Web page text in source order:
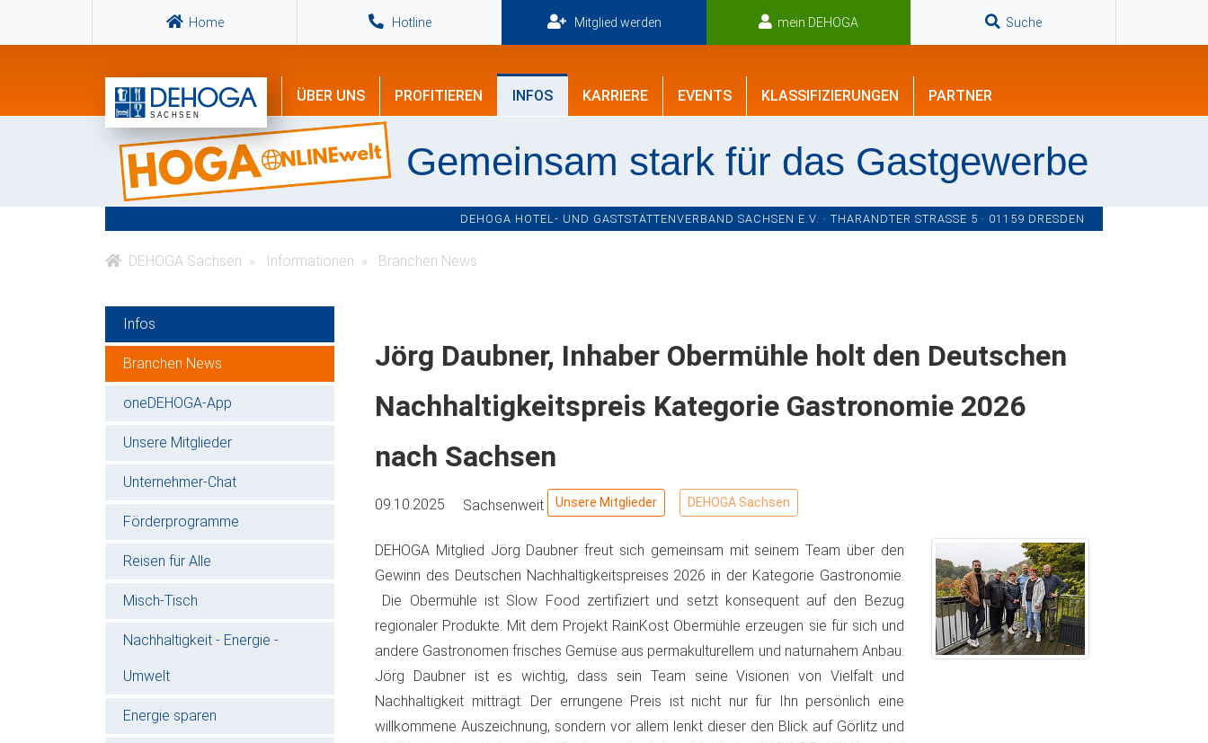
Home Hotline Mitglied werden mein DEHOGA Suche
ÜBER UNS PROFITIEREN INFOS KARRIERE EVENTS KLASSIFIZIERUNGEN PARTNER
Gemeinsam stark für das Gastgewerbe
DEHOGA HOTEL- UND GASTSTÄTTENVERBAND SACHSEN E.V. · THARANDTER STRASSE 5 · 01159 DRESDEN
DEHOGA Sachsen Informationen Branchen News
Infos
Branchen News
oneDEHOGA-App
Unsere Mitglieder
Unternehmer-Chat
Förderprogramme
Reisen für Alle
Misch-Tisch
Nachhaltigkeit - Energie -
Umwelt
Energie sparen
Jörg Daubner, Inhaber Obermühle holt den Deutschen
Nachhaltigkeitspreis Kategorie Gastronomie 2026
nach Sachsen
09.10.2025 Sachsenweit Unsere Mitglieder DEHOGA Sachsen
DEHOGA Mitglied Jörg Daubner freut sich gemeinsam mit seinem Team über den
Gewinn des Deutschen Nachhaltigkeitspreises 2026 in der Kategorie Gastronomie.
Die Obermühle ist Slow Food zertifiziert und setzt konsequent auf den Bezug
regionaler Produkte. Mit dem Projekt RainKost Obermühle erzeugen sie für sich und
andere Gastronomen frisches Gemüse aus permakulturellem und naturnahem Anbau.
Jörg Daubner ist es wichtig, dass sein Team seine Visionen von Vielfalt und
Nachhaltigkeit mitträgt. Der errungene Preis ist nicht nur für Ihn persönlich eine
willkommene Auszeichnung, sondern vor allem lenkt dieser den Blick auf Görlitz und